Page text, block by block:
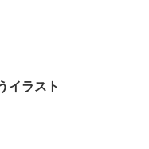
イラスト